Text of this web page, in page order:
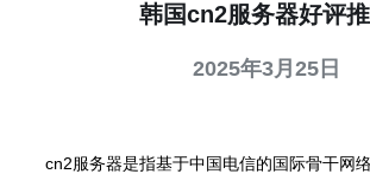
韩国cn2服务器好评
2025年3月25日
cn2服务器是指基于中国电信的国际骨干网